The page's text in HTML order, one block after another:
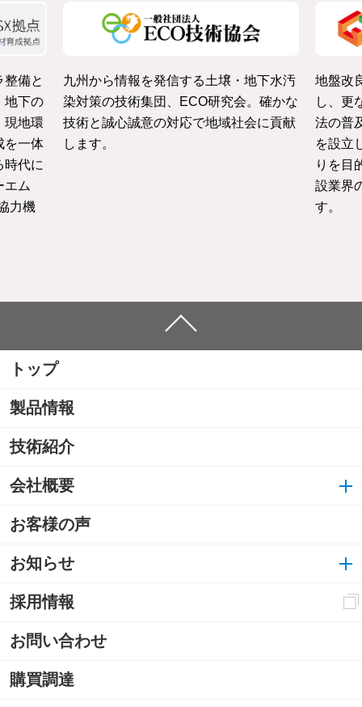
備と
地下の
現地環
を一体
時代に
エム
力機
九州から情報を発信する土壌・地下水汚
染対策の技術集団、ECO研究会。確かな
技術と誠心誠意の対応で地域社会に貢献
します。
地盤改
し、更
法の普
を設立
りを目
設業界
す。
トップ
製品情報
技術紹介
会社概要
お客様の声
お知らせ
採用情報
お問い合わせ
購買調達